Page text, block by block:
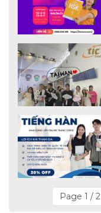
Page 1 / 2